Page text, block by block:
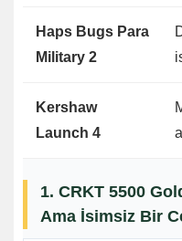
Haps Bugs Para
Military 2
Kershaw
Launch 4
1. CRKT 5500
Ama İsimsiz Bir